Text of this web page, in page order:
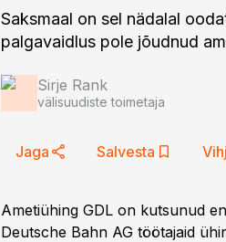
Saksmaal on sel nädalal
palgavaidlus pole jõudnud
Sirje Rank
välisuudiste toimetaja
Jaga Salvesta
Ametiühing GDL on kutsunud
Deutsche Bahn AG töötajaid